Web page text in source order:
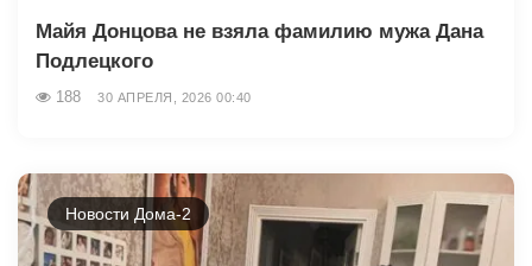
Майя Донцова не взяла фамилию мужа Дана
Подлецкого
188 30 АПРЕЛЯ, 2026 00:40
Новости Дома-2